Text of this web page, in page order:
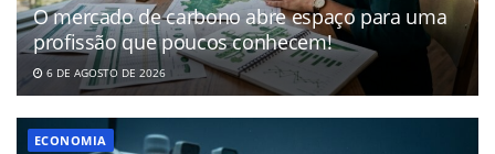
O mercado de carbono abre espaço para uma
profissão que poucos conhecem!
6 DE AGOSTO DE 2026
ECONOMIA